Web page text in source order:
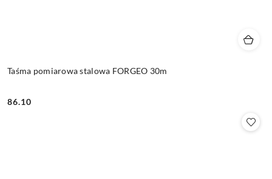
Taśma pomiarowa stalowa FORGEO 30m
Cena:
86.10